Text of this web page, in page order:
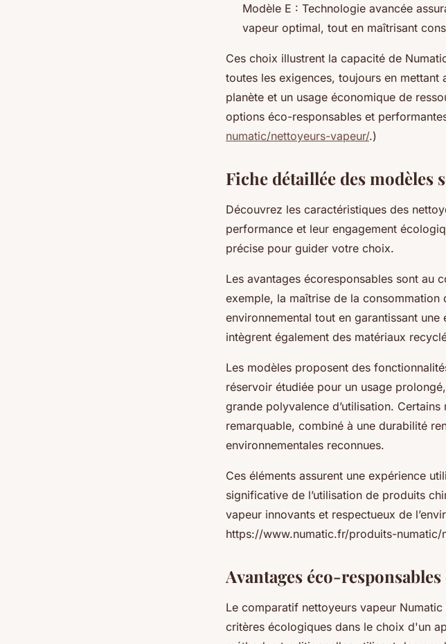
Modèle E : Technologie avancée
vapeur optimal, tout en maîtrisant
Ces choix illustrent la capacité de
toutes les exigences, toujours en
planète et un usage économique de
options éco-responsables et
numatic/nettoyeurs-vapeur/.)
Fiche détaillée des modèles
Découvrez les caractéristiques des
performance et leur engagement
précise pour guider votre choix.
Les avantages écoresponsables sont
exemple, la maîtrise de la consommation
environnemental tout en garantissant
intègrent également des matériaux
Les modèles proposent des
réservoir étudiée pour un usage
grande polyvalence d’utilisation.
remarquable, combiné à une durabilité
environnementales reconnues.
Ces éléments assurent une expérience
significative de l’utilisation de produits
vapeur innovants et respectueux de
https://www.numatic.fr/produits-numatic/
Avantages éco-
Le comparatif nettoyeurs vapeur
critères écologiques dans le choix d'un